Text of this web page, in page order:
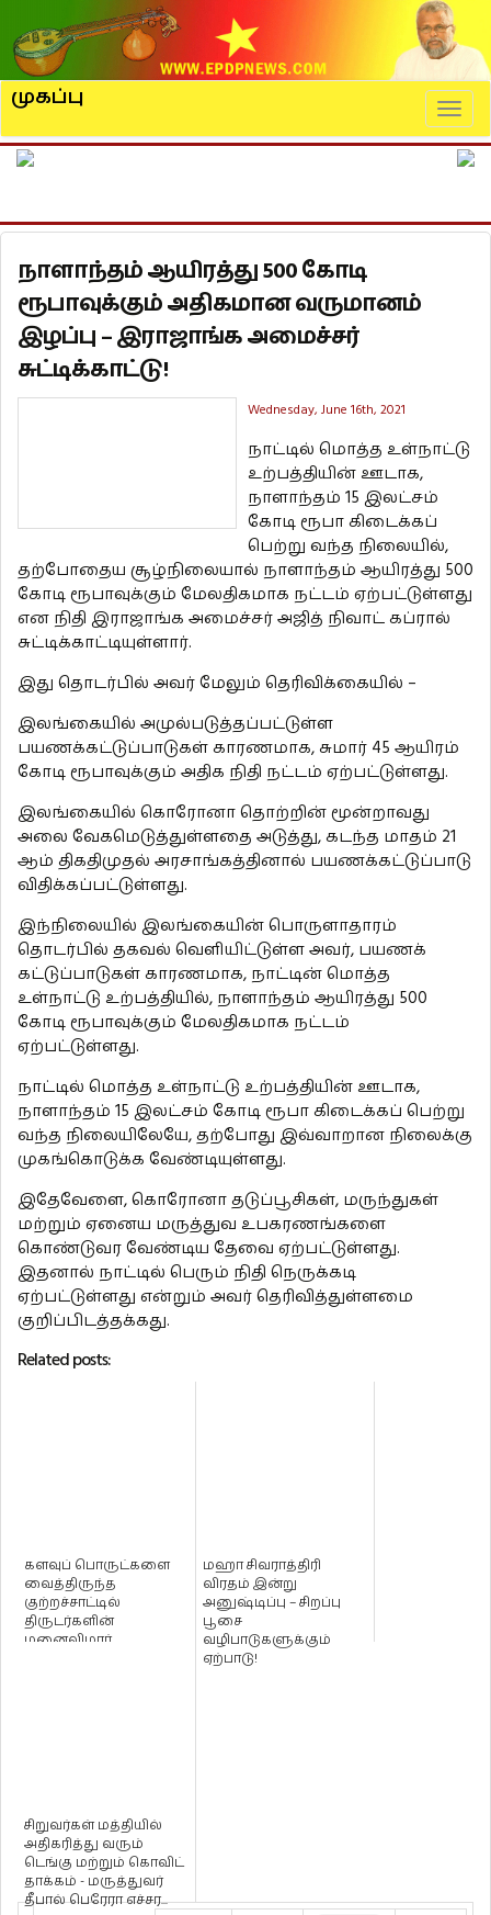
முகப்பு
நாளாந்தம் ஆயிரத்து 500 கோடி
ரூபாவுக்கும் அதிகமான வருமானம்
இழப்பு – இராஜாங்க அமைச்சர்
சுட்டிக்காட்டு!
Wednesday, June 16th, 2021
நாட்டில் மொத்த உள்நாட்டு
உற்பத்தியின் ஊடாக,
நாளாந்தம் 15 இலட்சம்
கோடி ரூபா கிடைக்கப்
பெற்று வந்த நிலையில்,
தற்போதைய சூழ்நிலையால் நாளாந்தம் ஆயிரத்து 500
கோடி ரூபாவுக்கும் மேலதிகமாக நட்டம் ஏற்பட்டுள்ளது
என நிதி இராஜாங்க அமைச்சர் அஜித் நிவாட் கப்ரால்
சுட்டிக்காட்டியுள்ளார்.
இது தொடர்பில் அவர் மேலும் தெரிவிக்கையில் –
இலங்கையில் அமுல்படுத்தப்பட்டுள்ள
பயணக்கட்டுப்பாடுகள் காரணமாக, சுமார் 45 ஆயிரம்
கோடி ரூபாவுக்கும் அதிக நிதி நட்டம் ஏற்பட்டுள்ளது.
இலங்கையில் கொரோனா தொற்றின் மூன்றாவது
அலை வேகமெடுத்துள்ளதை அடுத்து, கடந்த மாதம் 21
ஆம் திகதிமுதல் அரசாங்கத்தினால் பயணக்கட்டுப்பாடு
விதிக்கப்பட்டுள்ளது.
இந்நிலையில் இலங்கையின் பொருளாதாரம்
தொடர்பில் தகவல் வெளியிட்டுள்ள அவர், பயணக்
கட்டுப்பாடுகள் காரணமாக, நாட்டின் மொத்த
உள்நாட்டு உற்பத்தியில், நாளாந்தம் ஆயிரத்து 500
கோடி ரூபாவுக்கும் மேலதிகமாக நட்டம்
ஏற்பட்டுள்ளது.
நாட்டில் மொத்த உள்நாட்டு உற்பத்தியின் ஊடாக,
நாளாந்தம் 15 இலட்சம் கோடி ரூபா கிடைக்கப் பெற்று
வந்த நிலையிலேயே, தற்போது இவ்வாறான நிலைக்கு
முகங்கொடுக்க வேண்டியுள்ளது.
இதேவேளை, கொரோனா தடுப்பூசிகள், மருந்துகள்
மற்றும் ஏனைய மருத்துவ உபகரணங்களை
கொண்டுவர வேண்டிய தேவை ஏற்பட்டுள்ளது.
இதனால் நாட்டில் பெரும் நிதி நெருக்கடி
ஏற்பட்டுள்ளது என்றும் அவர் தெரிவித்துள்ளமை
குறிப்பிடத்தக்கது.
Related posts:
களவுப் பொருட்களை
வைத்திருந்த
குற்றச்சாட்டில்
திருடர்களின்
மனைவிமார்
மஹா சிவராத்திரி
விரதம் இன்று
அனுஷ்டிப்பு – சிறப்பு
பூசை
வழிபாடுகளுக்கும்
ஏற்பாடு!
சிறுவர்கள் மத்தியில்
அதிகரித்து வரும்
டெங்கு மற்றும் கொவிட்
தாக்கம் - மருத்துவர்
தீபால் பெரேரா எச்சர...